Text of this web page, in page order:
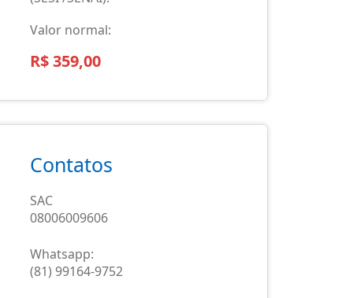
Valor normal:
R$ 359,00
Contatos
SAC
08006009606
Whatsapp:
(81) 99164-9752